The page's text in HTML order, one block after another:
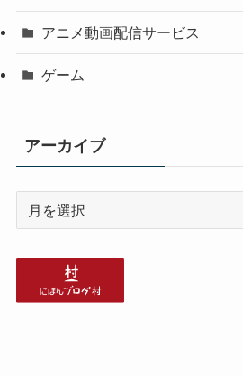
アニメ動画配信サービス
ゲーム
アーカイブ